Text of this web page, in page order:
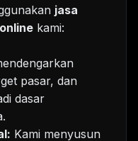
jasa
kami:
pasar, dan
dasar
Kami menyusun